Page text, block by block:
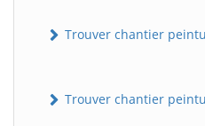
Trouver chantier
Trouver chantier